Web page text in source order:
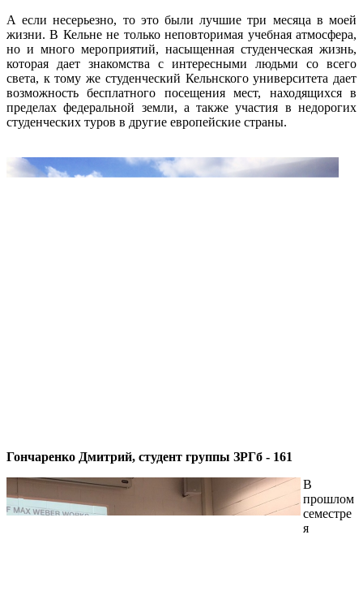
А если несерьезно, то это были лучшие три месяца в моей
жизни. В Кельне не только неповторимая учебная атмосфера,
но и много мероприятий, насыщенная студенческая жизнь,
которая дает знакомства с интересными людьми со всего
света, к тому же студенческий Кельнского университета дает
возможность бесплатного посещения мест, находящихся в
пределах федеральной земли, а также участия в недорогих
студенческих туров в другие европейские страны.
Гончаренко Дмитрий, студент группы ЗРГб - 161
В
прошлом
семестре
я